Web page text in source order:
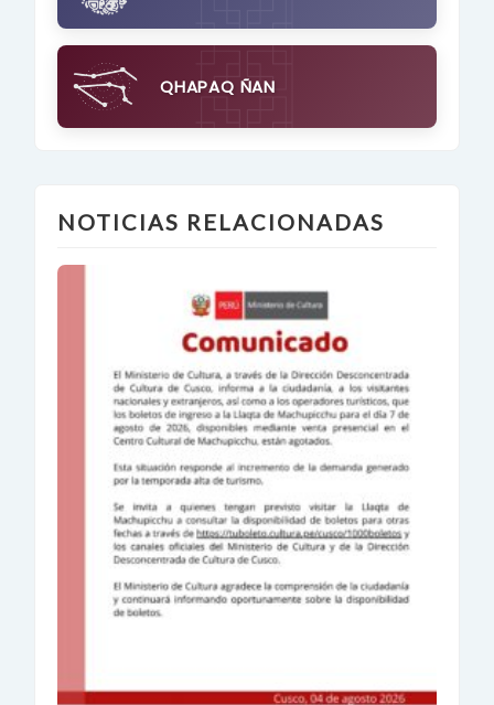
QHAPAQ ÑAN
NOTICIAS RELACIONADAS